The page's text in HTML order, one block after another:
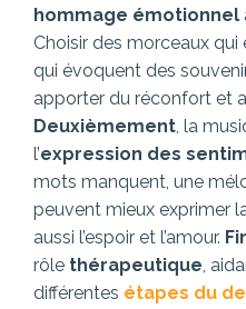
hommage émotionnel
Choisir des morceaux
qui évoquent des
apporter du réconfort et
Deuxièmement, la
l’expression des
mots manquent, une
peuvent mieux exprimer
aussi l’espoir et l’amour.
rôle thérapeutique,
différentes étapes du